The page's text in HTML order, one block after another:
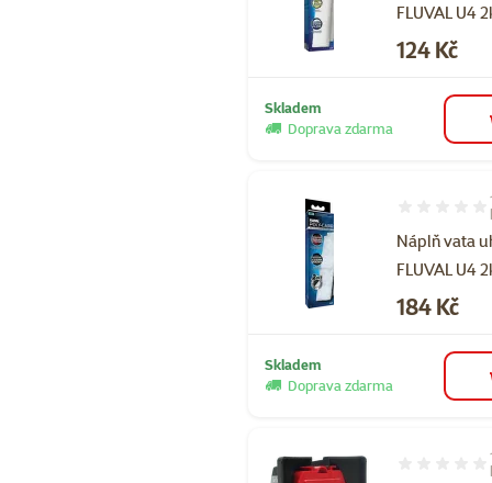
FLUVAL U4
Cena
124 Kč
Skladem
Doprava zdarma
Náplň vata
FLUVAL U4
Hodnocení
Cena
184 Kč
Skladem
Doprava zdarma
Hodnocení